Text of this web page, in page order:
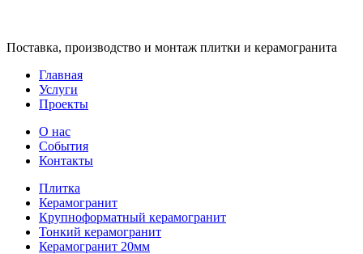
Поставка, производство и монтаж плитки и керамогранита
Главная
Услуги
Проекты
О нас
События
Контакты
Плитка
Керамогранит
Крупноформатный керамогранит
Тонкий керамогранит
Керамогранит 20мм